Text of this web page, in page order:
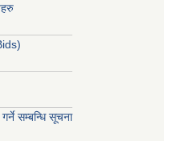
सम्बन्धि सूचना